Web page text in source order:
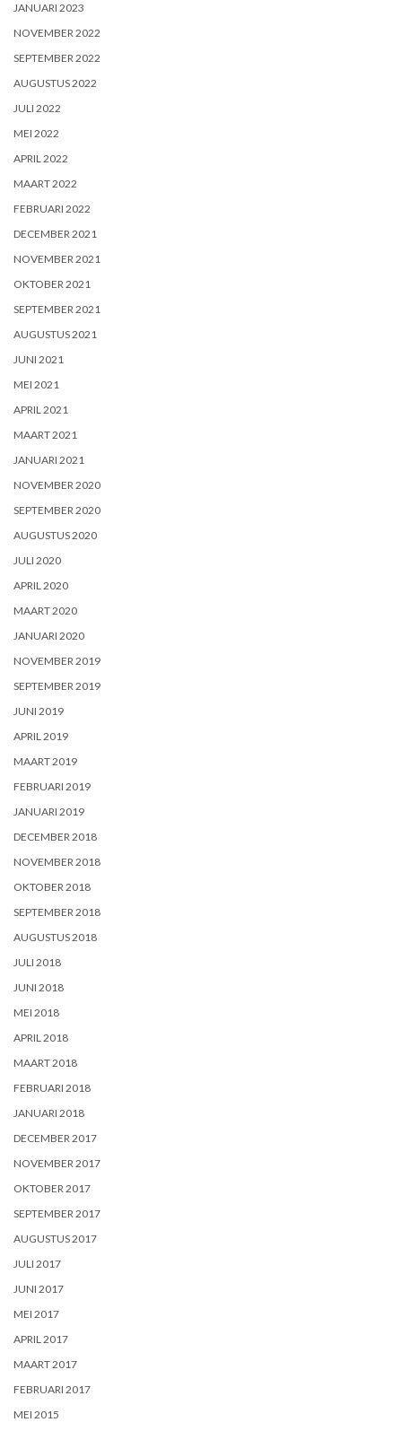
JANUARI 2023
NOVEMBER 2022
SEPTEMBER 2022
AUGUSTUS 2022
JULI 2022
MEI 2022
APRIL 2022
MAART 2022
FEBRUARI 2022
DECEMBER 2021
NOVEMBER 2021
OKTOBER 2021
SEPTEMBER 2021
AUGUSTUS 2021
JUNI 2021
MEI 2021
APRIL 2021
MAART 2021
JANUARI 2021
NOVEMBER 2020
SEPTEMBER 2020
AUGUSTUS 2020
JULI 2020
APRIL 2020
MAART 2020
JANUARI 2020
NOVEMBER 2019
SEPTEMBER 2019
JUNI 2019
APRIL 2019
MAART 2019
FEBRUARI 2019
JANUARI 2019
DECEMBER 2018
NOVEMBER 2018
OKTOBER 2018
SEPTEMBER 2018
AUGUSTUS 2018
JULI 2018
JUNI 2018
MEI 2018
APRIL 2018
MAART 2018
FEBRUARI 2018
JANUARI 2018
DECEMBER 2017
NOVEMBER 2017
OKTOBER 2017
SEPTEMBER 2017
AUGUSTUS 2017
JULI 2017
JUNI 2017
MEI 2017
APRIL 2017
MAART 2017
FEBRUARI 2017
MEI 2015